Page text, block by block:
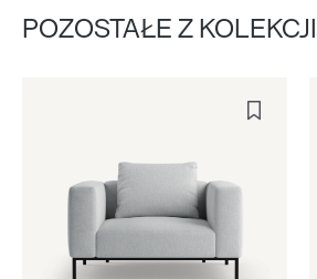
POZOSTAŁE Z KOLEKCJI